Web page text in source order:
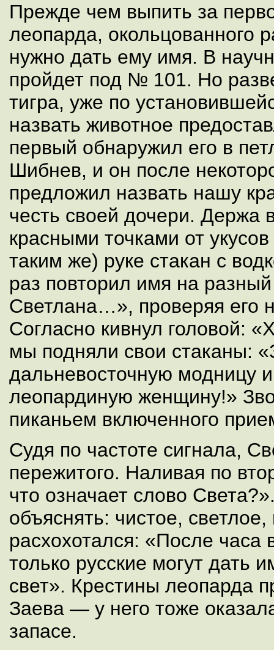
Прежде чем выпить за
леопарда, окольцованного
нужно дать ему имя. В
пройдет под № 101. Но
тигра, уже по
назвать животное
первый обнаружил его в
Шибнев, и он после
предложил назвать нашу
честь своей дочери. Держа
красными точками от
таким же) руке стакан с
раз повторил имя на
Светлана…», проверяя его
Согласно кивнул головой:
мы подняли свои стаканы:
дальневосточную модницу
леопардиную женщину!»
пиканьем включенного
Судя по частоте сигнала,
пережитого. Наливая по
что означает слово
объяснять: чистое,
расхохотался: «После часа
только русские могут дать
свет». Крестины леопарда
Заева — у него тоже
запасе.